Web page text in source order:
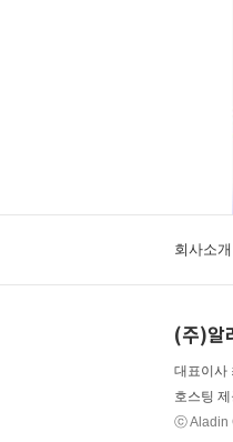
회사소개
(주)알
대표이사
호스팅
ⓒ Aladin